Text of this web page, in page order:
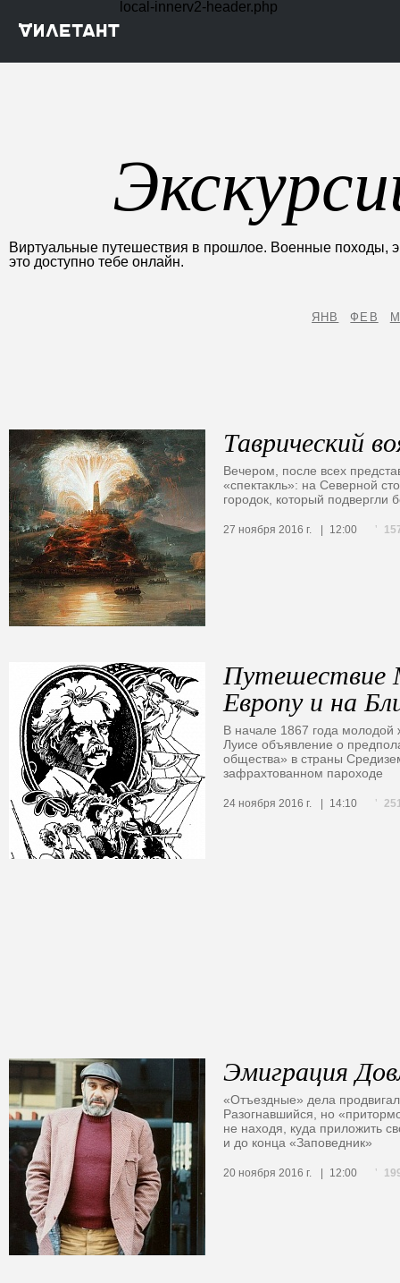
local-innerv2-header.php
Виртуальные путешествия в прошлое. Военные походы,
это доступно тебе онлайн.
ЯНВ ФЕВ
Таврический
Вечером, после всех
«спектакль»: на Северной
городок, который подвергли
27 ноября 2016 г. 12:00
Путешествие
Европу и на
В начале 1867 года молодой
Луисе объявление о
общества» в страны
зафрахтованном пароходе
24 ноября 2016 г. 14:10
Эмиграция
«Отъездные» дела
Разогнавшийся, но
не находя, куда приложить
и до конца «Заповедник»
20 ноября 2016 г. 12:00